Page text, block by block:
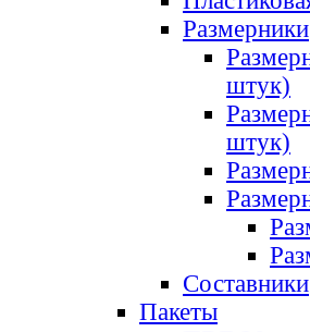
Размерники
штук)
штук)
Составники
Пакеты